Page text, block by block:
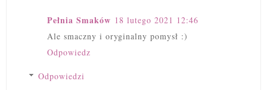
Pełnia Smaków 18 lutego 2021 12:46
Ale smaczny i oryginalny pomysł :)
Odpowiedz
Odpowiedzi